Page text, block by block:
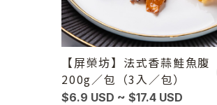
【屏榮坊】法式香蒜鮭魚腹
200g／包（3入／包）
$6.9 USD ~ $17.4 USD